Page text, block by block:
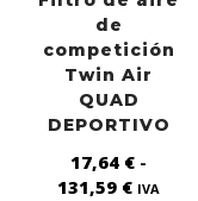
de
competición
Twin Air
QUAD
DEPORTIVO
17,64 € -
131,59 € IVA